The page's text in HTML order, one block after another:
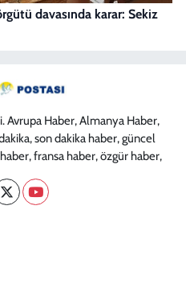
davasında karar: Sekiz
Avrupa Haber, Almanya Haber,
son dakika haber, güncel
fransa haber, özgür haber,